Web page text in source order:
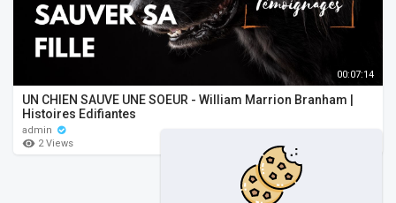
00:07:14
UN CHIEN SAUVE UNE SOEUR - William Marrion Branham |
Histoires Edifiantes
admin
2 Views